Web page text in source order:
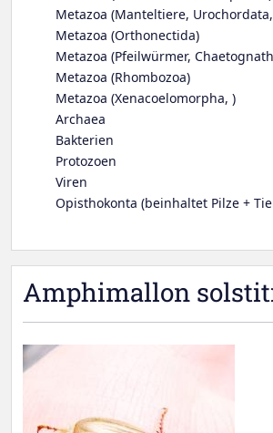
Amphimallon
Metazoa (Manteltiere,
Metazoa (Orthonectida)
Metazoa (Pfeilwürmer,
Metazoa (Rhombozoa)
Metazoa (Xenacoelomorpha, )
Archaea
Bakterien
Protozoen
Viren
Opisthokonta (beinhaltet Pilze +